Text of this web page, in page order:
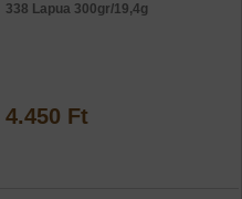
338 Lapua 300gr/19,4g
4.450 Ft